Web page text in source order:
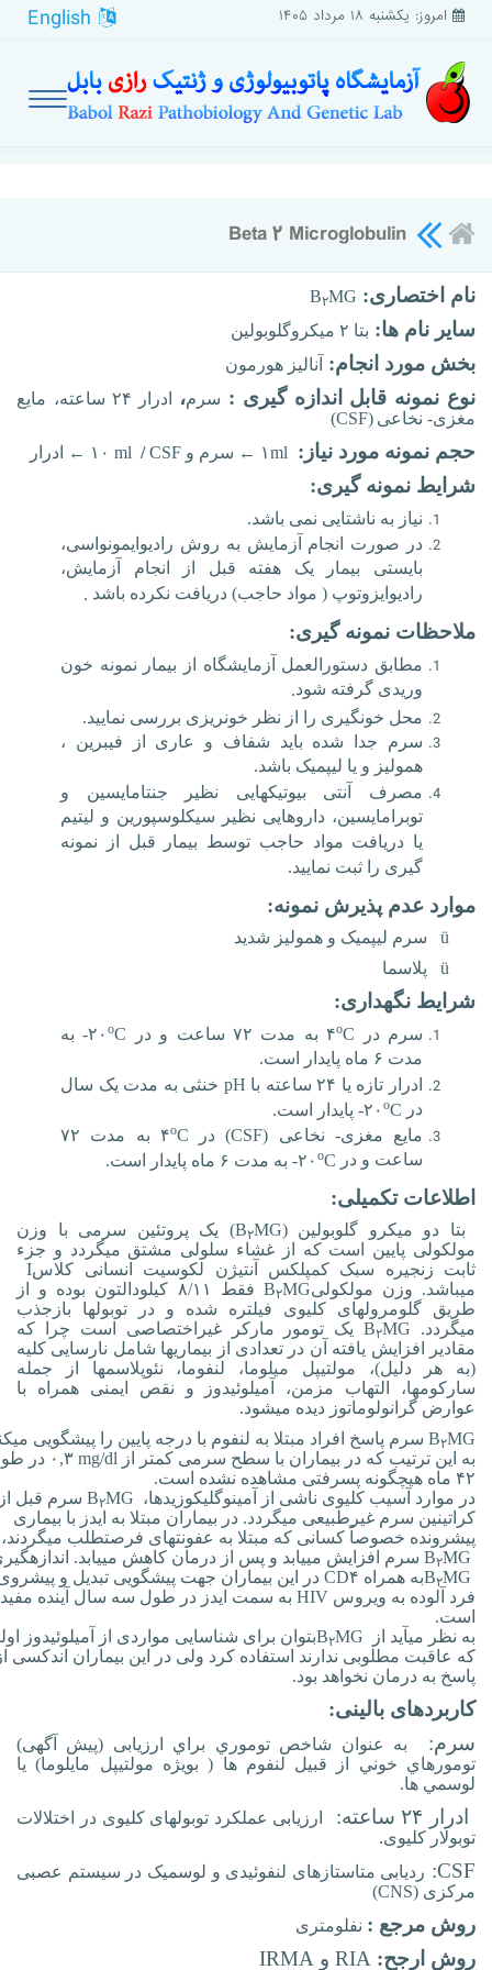
امروز: یکشنبه ۱۸ مرداد ۱۴۰۵
Beta ۲ Microglobulin
نام اختصاری: B۲MG
سایر نام ها: بتا ۲ ميكروگلوبولين
بخش مورد انجام: آنالیز هورمون
نوع نمونه قابل اندازه گیری : سرم، ادرار ۲۴ ساعته،
مایع
مغزی- نخاعی (
CSF
)
حجم نمونه مورد نیاز: ۱ml ← سرم و CSF
/ ۱۰ ml ← ادرار
شرایط نمونه گیری:
نیاز به ناشتایی نمی باشد.
در صورت انجام آزمایش به روش رادیوایمونواسی،
بایستی بیمار یک هفته قبل از انجام آزمایش،
رادیوایزوتوپ ( مواد حاجب) دریافت نکرده باشد .
ملاحظات نمونه گیری:
مطابق دستورالعمل آزمایشگاه از بیمار نمونه خون
وریدی گرفته شود.
محل خونگیری را از نظر خونریزی بررسی نمایید.
سرم جدا شده باید شفاف و عاری از فیبرین ،
همولیز و یا لیپمیک باشد.
مصرف آنتی بیوتیکهایی نظیر جنتامایسین و
توبرامایسین، داروهایی نظیر سیکلوسپورین و لیتیم
یا دریافت مواد حاجب توسط بیمار قبل از نمونه
گیری را ثبت نمایید.
موارد عدم پذیرش نمونه:
ü
سرم لیپمیک و همولیز شدید
ü
پلاسما
شرایط نگهداری:
سرم در ۴oC به مدت ۷۲ ساعت و در -۲۰oC به
مدت ۶ ماه پایدار است.
ادرار تازه یا ۲۴ ساعته با pH خنثی به مدت یک سال
در -۲۰ oC
پایدار است.
مایع مغزی- نخاعی (CSF) در ۴oC به مدت ۷۲
ساعت و در -۲۰ oC به مدت ۶ ماه پایدار است.
اطلاعات تکمیلی:
بتا دو میکرو گلوبولین ( B۲MG
)
یک پروتئین سرمی با وزن
مولکولی پایین است که از غشاء سلولی مشتق می‏گردد و جزء
ثابت زنجیره سبک کمپلکس آنتی‏ژن لکوسیت انسانی کلاسI
می‏باشد. وزن مولکولی
B۲MG
فقط ۸/۱۱ کیلودالتون بوده و از
طریق گلومرول­های کلیوی فیلتره شده و در توبول­ها بازجذب
می‏گردد.
B۲MG
یک تومور مارکر غیراختصاصی است چرا که
مقادیر افزایش یافته آن در تعدادی از بیماری­ها شامل نارسایی کلیه
(به هر دلیل)، مولتیپل میلوما، لنفوما، نئوپلاسم­ها از جمله
سارکوم‏ها، التهاب مزمن، آمیلوئیدوز و نقص ایمنی همراه با
عوارض گرانولوماتوز دیده می‏شود.
B۲MG
سرم پاسخ افراد مبتلا به لنفوم با درجه پایین را پیشگویی
به این ترتیب که در بیماران با سطح سرمی کمتر از ۰,۳ mg/dl در
۴۲ ماه هیچگونه پسرفتی مشاهده نشده است
.
در موارد آسیب کلیوی ناشی از آمینوگلیکوزیدها،
B۲MG
سرم قبل
کراتی‏نین سرم غیرطبیعی می‏گردد. در بیماران مبتلا به ایدز با بیماری
پیشرونده خصوصاً کسانی که مبتلا به عفونت­های فرصت‏طلب می‏گردند،
B۲MG
سرم افزایش می‏یابد و پس از درمان کاهش می‏یابد.
B۲MG به همراه CD۴ در این بیماران جهت پیشگویی تبدیل و
فرد آلوده به ویروس HIV به سمت ایدز در طول سه سال آینده مفید
است.
به نظر می‏آید از
B۲MG
بتوان برای شناسایی مواردی از آمیلوئیدوز
که عاقبت مطلوبی ندارند استفاده کرد ولی در این بیماران اندکسی
پاسخ به درمان نخواهد بود.
کاربردهای بالینی:
سرم:
به عنوان شاخص توموري براي ارزیابی (پیش آگهی)
تومورهاي خوني از قبيل لنفوم ها ( بویژه مولتیپل مایلوما) يا
لوسمي ها.
ادرار ۲۴ ساعته:
ارزیابی عملکرد توبول­های کلیوی در اختلالات
توبولار کلیوی.
CSF
: ردیابی متاستازهای لنفوئیدی و لوسمیک در سیستم عصبی
مرکزی (CNS
)
روش مرجع : نفلومتری
روش ارجح: RIA و IRMA